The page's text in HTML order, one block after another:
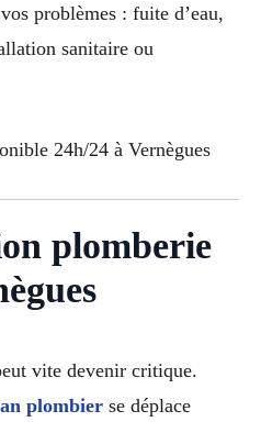
problèmes : fuite d’eau,
sanitaire ou
24h/24 à Vernègues
plomberie
vite devenir critique.
plombier se déplace